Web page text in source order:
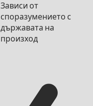
Зависи от
споразумението с
държавата на
произход